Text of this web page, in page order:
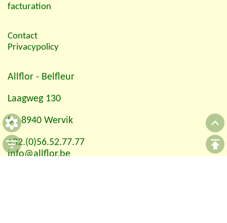
facturation
Contact
Privacypolicy
Allflor - Belfleur
Laagweg 130
B - 8940 Wervik
+32.(0)56.52.77.77
info@allflor.be